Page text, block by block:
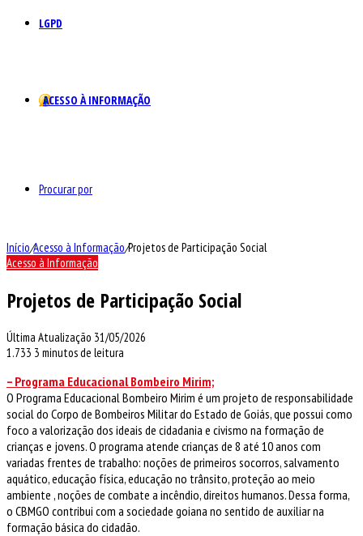
LGPD
ACESSO À INFORMAÇÃO
Procurar por
Início/Acesso à Informação/Projetos de Participação Social
Acesso à Informação
Projetos de Participação Social
Última Atualização 31/05/2026
1.733 3 minutos de leitura
– Programa Educacional Bombeiro Mirim;
O Programa Educacional Bombeiro Mirim é um projeto de responsabilidade
social do Corpo de Bombeiros Militar do Estado de Goiás, que possui como
foco a valorização dos ideais de cidadania e civismo na formação de
crianças e jovens. O programa atende crianças de 8 até 10 anos com
variadas frentes de trabalho: noções de primeiros socorros, salvamento
aquático, educação física, educação no trânsito, proteção ao meio
ambiente , noções de combate a incêndio, direitos humanos. Dessa forma,
o CBMGO contribui com a sociedade goiana no sentido de auxiliar na
formação básica do cidadão.